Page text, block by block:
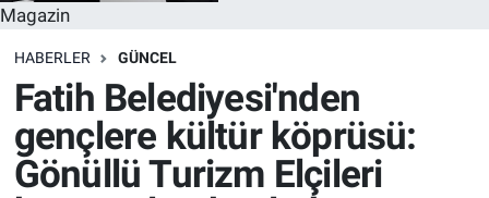
Magazin
HABERLER GÜNCEL
Fatih Belediyesi'nden
gençlere kültür köprüsü:
Gönüllü Turizm Elçileri